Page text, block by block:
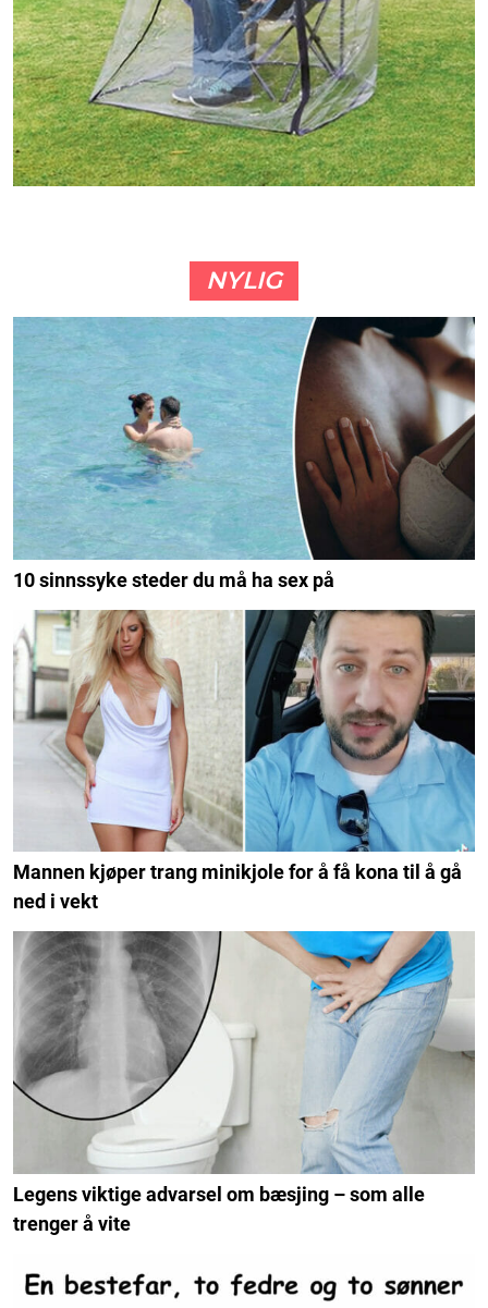
NYLIG
10 sinnssyke steder du må ha sex på
Mannen kjøper trang minikjole for å få kona til å gå
ned i vekt
Legens viktige advarsel om bæsjing – som alle
trenger å vite